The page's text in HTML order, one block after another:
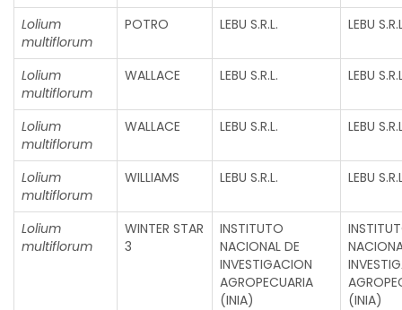
Lolium
multiflorum
POTRO LEBU S.R.L. LEBU
Lolium
multiflorum
WALLACE LEBU S.R.L. LEBU
Lolium
multiflorum
WALLACE LEBU S.R.L. LEBU
Lolium
multiflorum
WILLIAMS LEBU S.R.L. LEBU
Lolium
multiflorum
WINTER STAR
3
INSTITUTO
NACIONAL DE
INVESTIGACION
AGROPECUARIA
(INIA)
(INIA)